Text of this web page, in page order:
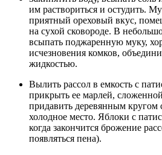
им раствориться и остудить.
приятный ореховый вкус,
на сухой сковороде. В
всыпать поджаренную муку,
исчезновения комков,
жидкостью.
Вылить рассол в емкость с
прикрыть ее марлей,
придавить деревянным кругом
холодное место. Яблоки с
когда закончится брожение
появляться пена).